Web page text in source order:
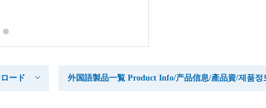
ード 外国語製品一覧 Product Info/产品信息/產品資/제품정